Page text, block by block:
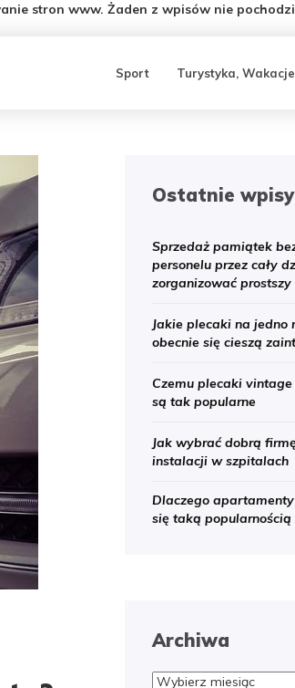
stron www. Żaden z wpisów nie
Sport Turystyka, Wakacje
Ostatnie wpisy
Sprzedaż pamiątek
personelu przez cały
zorganizować prostszy
Jakie plecaki na jedno
obecnie się cieszą
Czemu plecaki
są tak popularne
Jak wybrać dobrą
instalacji w szpitalach
Dlaczego
się taką popularnością
Archiwa
Archiwa